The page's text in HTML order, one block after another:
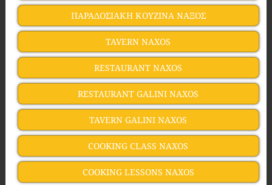
ΠΑΡΑΔΟΣΙΑΚΗ ΚΟΥΖΙΝΑ ΝΑΞΟΣ
TAVERN NAXOS
RESTAURANT NAXOS
RESTAURANT GALINI NAXOS
TAVERN GALINI NAXOS
COOKING CLASS NAXOS
COOKING LESSONS NAXOS